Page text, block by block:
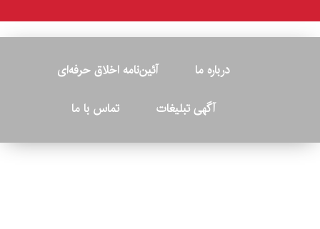
درباره ما
آئین‌نامه اخلاق حرفه‌ای
آگهی تبلیغات
تماس با ما